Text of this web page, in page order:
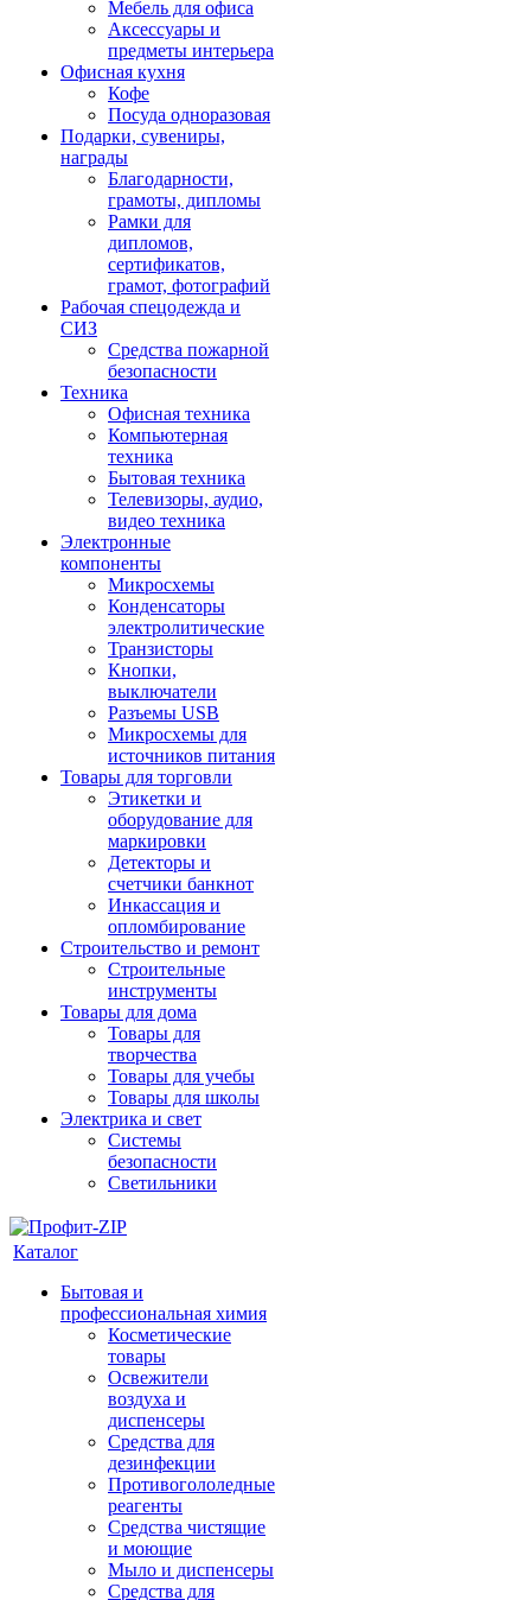
Мебель для офиса
Аксессуары и
предметы интерьера
Офисная кухня
Кофе
Посуда одноразовая
Подарки, сувениры,
награды
Благодарности,
грамоты, дипломы
Рамки для
дипломов,
сертификатов,
грамот, фотографий
Рабочая спецодежда и
СИЗ
Средства пожарной
безопасности
Техника
Офисная техника
Компьютерная
техника
Бытовая техника
Телевизоры, аудио,
видео техника
Электронные
компоненты
Микросхемы
Конденсаторы
электролитические
Транзисторы
Кнопки,
выключатели
Разъемы USB
Микросхемы для
источников питания
Товары для торговли
Этикетки и
оборудование для
маркировки
Детекторы и
счетчики банкнот
Инкассация и
опломбирование
Строительство и ремонт
Строительные
инструменты
Товары для дома
Товары для
творчества
Товары для учебы
Товары для школы
Электрика и свет
Системы
безопасности
Светильники
Каталог
Бытовая и
профессиональная химия
Косметические
товары
Освежители
воздуха и
диспенсеры
Средства для
дезинфекции
Противогололедные
реагенты
Средства чистящие
и моющие
Мыло и диспенсеры
Средства для